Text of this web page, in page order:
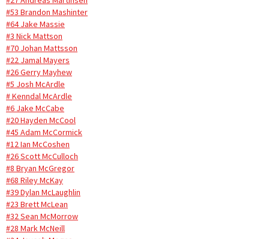
#53 Brandon Mashinter
#64 Jake Massie
#3 Nick Mattson
#70 Johan Mattsson
#22 Jamal Mayers
#26 Gerry Mayhew
#5 Josh McArdle
# Kenndal McArdle
#6 Jake McCabe
#20 Hayden McCool
#45 Adam McCormick
#12 Ian McCoshen
#26 Scott McCulloch
#8 Bryan McGregor
#68 Riley McKay
#39 Dylan McLaughlin
#23 Brett McLean
#32 Sean McMorrow
#28 Mark McNeill